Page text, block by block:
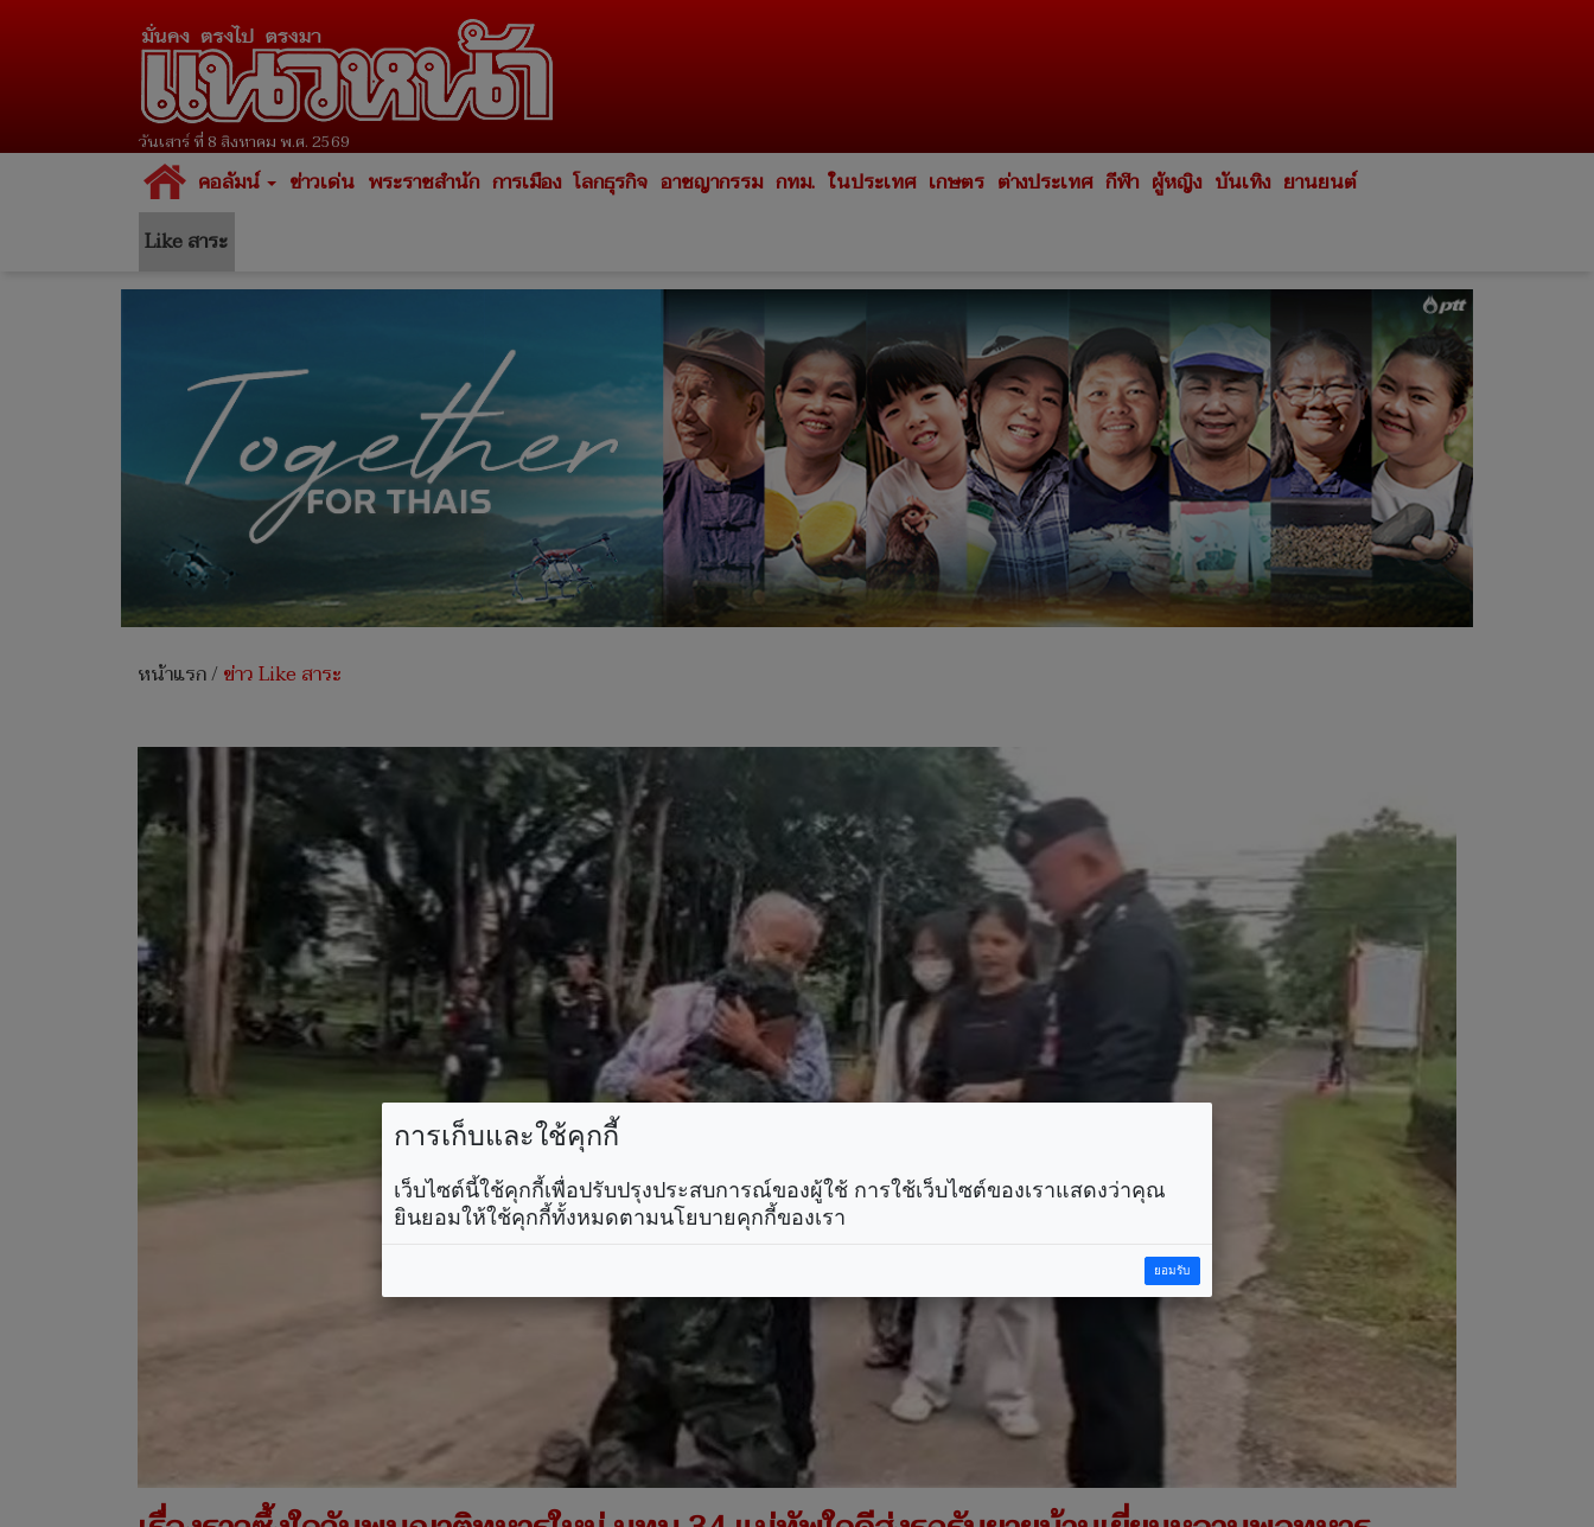
วันเสาร์ ที่ 8 สิงหาคม พ.ศ. 2569
คอลัมน์ ข่าวเด่น พระราชสำนัก การเมือง โลกธุรกิจ อาชญากรรม กทม. ในประเทศ เกษตร ต่างประเทศ กีฬา ผู้หญิง บันเทิง ยานยนต์
Like สาระ
หน้าแรก/ข่าว Like สาระ
การเก็บและใช้คุกกี้
เว็บไซต์นี้ใช้คุกกี้เพื่อปรับปรุงประสบการณ์ของผู้ใช้ การใช้เว็บไซต์ของเราแสดงว่าคุณ
ยินยอมให้ใช้คุกกี้ทั้งหมดตามนโยบายคุกกี้ของเรา
ยอมรับ